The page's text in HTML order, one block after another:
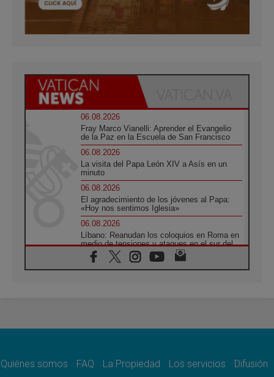
06.08.2026
Fray Marco Vianelli: Aprender el Evangelio
de la Paz en la Escuela de San Francisco
06.08.2026
La visita del Papa León XIV a Asís en un
minuto
06.08.2026
El agradecimiento de los jóvenes al Papa:
«Hoy nos sentimos Iglesia»
06.08.2026
Líbano: Reanudan los coloquios en Roma en
medio de tensiones y ataques en el sur del
país
06.08.2026
noticia para todo el Uruguay
Quiénes somos FAQ La Propiedad Los servicios Difusión